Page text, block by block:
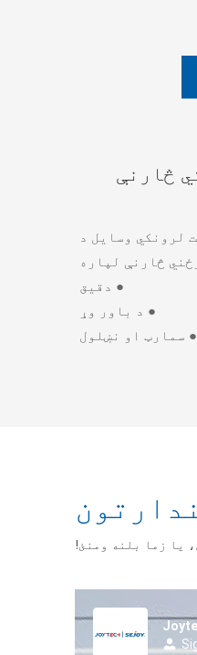
څارنې
لرونکي وسایل د
څارنې لپاره
● دقیق
● د باور وړ
● سمارټ او نښلول
یا زما بلنه ومنئ!